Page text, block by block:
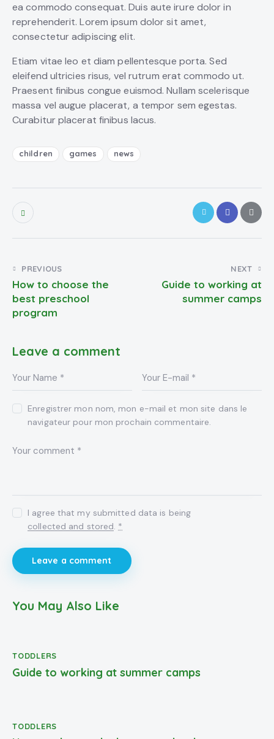
ea commodo consequat. Duis aute irure dolor in
reprehenderit. Lorem ipsum dolor sit amet,
consectetur adipiscing elit.
Etiam vitae leo et diam pellentesque porta. Sed
eleifend ultricies risus, vel rutrum erat commodo ut.
Praesent finibus congue euismod. Nullam scelerisque
massa vel augue placerat, a tempor sem egestas.
Curabitur placerat finibus lacus.
children games news
Navigation
de
l’article
PREVIOUS
How to choose the
best preschool
program
NEXT
Guide to working at
summer camps
Leave a comment
Enregistrer mon nom, mon e-mail et mon site dans le
navigateur pour mon prochain commentaire.
I agree that my submitted data is being
collected and stored. *
You May Also Like
TODDLERS
Guide to working at summer camps
TODDLERS